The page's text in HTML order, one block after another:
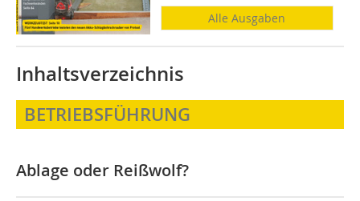
Alle Ausgaben
Inhaltsverzeichnis
BETRIEBSFÜHRUNG
Ablage oder Reißwolf?